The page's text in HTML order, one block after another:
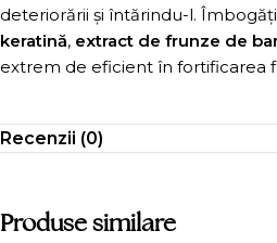
deteriorării și întărindu-l.
keratină, extract de frunze de
extrem de eficient în fortificarea
Recenzii (0)
Produse similare